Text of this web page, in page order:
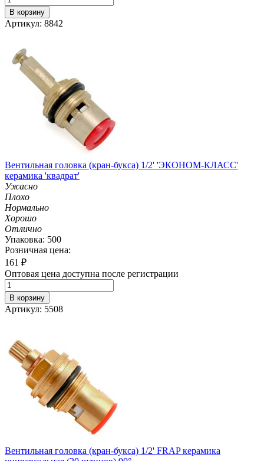
В корзину
Артикул: 8842
Вентильная головка (кран-букса) 1/2' 'ЭКОНОМ-КЛАСС'
керамика 'квадрат'
Ужасно
Плохо
Нормально
Хорошо
Отлично
Упаковка: 500
Розничная цена:
161 ₽
Оптовая цена доступна после регистрации
В корзину
Артикул: 5508
Вентильная головка (кран-букса) 1/2' FRAP керамика